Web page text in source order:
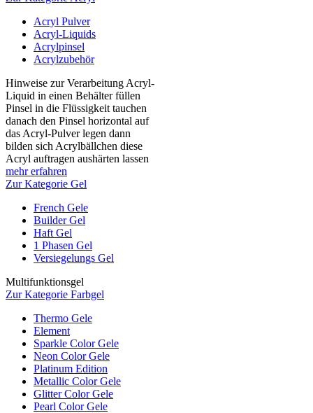
Acryl Pulver
Acryl-Liquids
Acrylpinsel
Acrylzubehör
Hinweise zur Verarbeitung Acryl-
Liquid in einen Behälter füllen
Pinsel in die Flüssigkeit tauchen
danach den Pinsel horizontal auf
das Acryl-Pulver legen dann
bilden sich Acrylbällchen diese
Acryl auftragen aushärten lassen
mehr erfahren
Zur Kategorie Gel
French Gele
Builder Gel
Haft Gel
1 Phasen Gel
Versiegelungs Gel
Multifunktionsgel
Zur Kategorie Farbgel
Thermo Gele
Element
Sparkle Color Gele
Neon Color Gele
Platinum Edition
Metallic Color Gele
Glitter Color Gele
Pearl Color Gele